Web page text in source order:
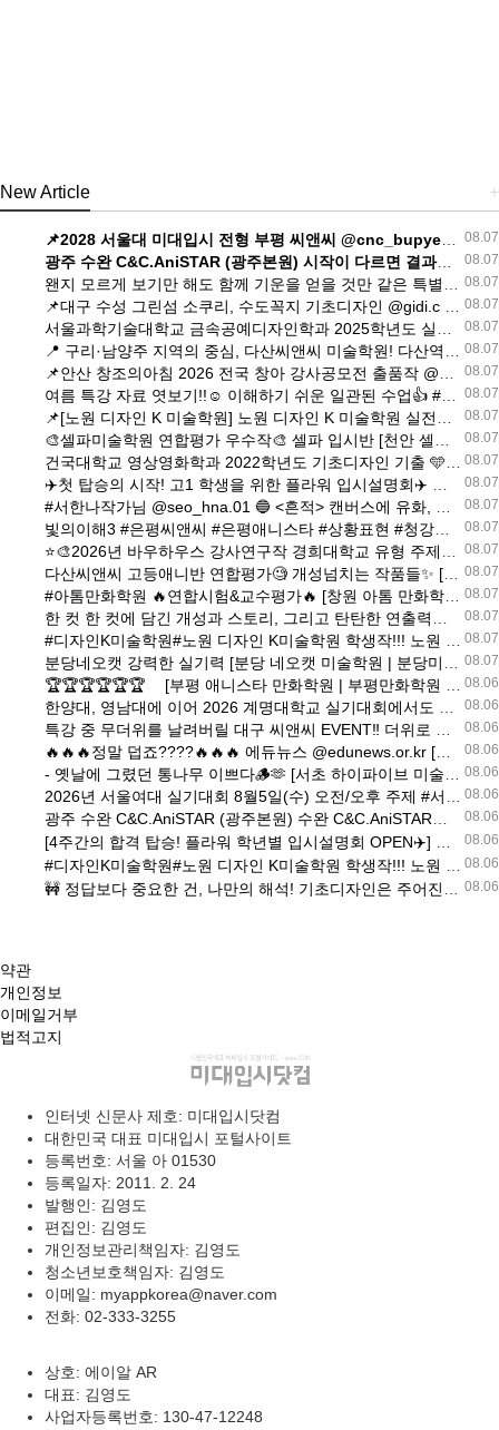
+
New Article
08.07
📌2028 서울대 미대입시 전형 부평 씨앤씨 @cnc_bupyeong_campus ・・・ [부평 씨앤씨입시본원 미술학원 | 부평미술학원 씨앤씨입시본원]
08.07
광주 수완 C&C.AniSTAR (광주본원) 시작이 다르면 결과가 다르다! [광주 수완씨앤씨 미술학원 | 광주미술학원 수완씨앤씨]
08.07
왠지 모르게 보기만 해도 함께 기운을 얻을 것만 같은 특별한 구호⁉️ *1분 이후 부터 구호 준비 👏 영상을 끝까지 시청하셔서, 미대입시 합격을 향한! [홍대 유니온 미술학원 | 홍대미술학원 유니온]
08.07
📌대구 수성 그린섬 소쿠리, 수도꼭지 기초디자인 @gidi.c @ss_greensum ・・・ [대구 수성그린섬 미술학원 | 대구미술학원 수성그린섬]
08.07
서울과학기술대학교 금속공예디자인학과 2025학년도 실기 기출 🩵 주전자와 케이블 타이를 활용해 ’휴대용 물병 용기‘를 디자인하는 문제였습니다. [부산 해운대테드 미술학원 | 부산미술학원 해운대테드]
08.07
📍 구리·남양주 지역의 중심, 다산씨앤씨 미술학원! 다산역 인근이라는 가까운 거리뿐만 아니라 [구리남양주 다산씨앤씨 미술학원 | 구리남양주미술학원 다산씨앤씨]
08.07
📌안산 창조의아침 2026 전국 창아 강사공모전 출품작 @ansan_changa #안산미술학원 #시흥미술학원 #안산입시미술학원 #안산창조의아침 #안신창이 [안산 창조의아침 미술학원 | 안산미술학원 창조의아침]
08.07
여름 특강 자료 엿보기!!☺️ 이해하기 쉬운 일관된 수업👍 #예고입시 #중2 #중3 #중1 #방배동미술학원 [서초 하이파이브 미술학원 | 서초미술학원 하이파이브]
08.07
📌[노원 디자인 K 미술학원] 노원 디자인 K 미술학원 실전대비 시범작!! [노원 디자인K 미술학원 | 노원미술학원 디자인K]
08.07
🎨셀파미술학원 연합평가 우수작🎨 셀파 입시반 [천안 셀파 미술학원 | 천안미술학원 셀파]
08.07
건국대학교 영상영화학과 2022학년도 기초디자인 기출 🩵 제시된 입체도형에 재료와 질감을 입히고, 바위와 잎으로 공간을 연출하는 문제였습니다. [부산 해운대테드 미술학원 | 부산미술학원 해운대테드]
08.07
✈️첫 탑승의 시작! 고1 학생을 위한 플라워 입시설명회✈️ 왜(Why)를 알면, 방법(How)이 보입니다! [울산 플라워 미술학원 | 울산미술학원 플라워]
08.07
#서한나작가님 @seo_hna.01 🔵 <흔적> 캔버스에 유화, 펄 바니쉬, 91x116.8(cm), 2025
08.07
빛의이해3 #은평씨앤씨 #은평애니스타 #상황표현 #청강대 #백석예대 명지대 경기대 [은평 씨앤씨 미술학원 | 은평미술학원 씨앤씨]
08.07
⭐🎨2026년 바우하우스 강사연구작 경희대학교 유형 주제🎨⭐ 📃 문제 : 제시된 소재의 조형적 특성을 활용하여 화면에 구성하고 표현하시오 [분당 바우하우스 미술학원 | 분당미술학원 바우하우스]
08.07
다산씨앤씨 고등애니반 연합평가🧐 개성넘치는 작품들✨️ [구리남양주 다산씨앤씨 미술학원 | 구리남양주미술학원 다산씨앤씨]
08.07
#아톰만화학원 🔥연합시험&교수평가🔥 [창원 아톰 만화학원 | 창원만화학원 아톰]
08.07
한 컷 한 컷에 담긴 개성과 스토리, 그리고 탄탄한 연출력까지! 꾸준한 연습과 피드백으로 실력을 차근차근 쌓아가고 있습니다😊
08.07
#디자인K미술학원#노원 디자인 K미술학원 학생작!!! 노원 디자인K 노원 디자인k미술학원 [노원 디자인K 미술학원 | 노원미술학원 디자인K]
08.07
분당네오캣 강력한 실기력 [분당 네오캣 미술학원 | 분당미술학원 네오캣]
08.06
🏆🏆🏆🏆🏆🏆 ⠀ [부평 애니스타 만화학원 | 부평만화학원 애니스타]
08.06
한양대, 영남대에 이어 2026 계명대학교 실기대회에서도 n수생 없이 [대구 수성그린섬 미술학원 | 대구미술학원 수성그린섬]
08.06
특강 중 무더위를 날려버릴 대구 씨앤씨 EVENT‼️ 더위로 고생하는 친구들을 위해서 대구 씨앤씨에서 [대구 씨앤씨 미술학원 | 대구미술학원 씨앤씨]
08.06
🔥🔥🔥정말 덥죠????🔥🔥🔥 에듀뉴스 @edunews.or.kr [미대입시닷컴 미술학원 | 미대입시닷컴미술학원 미대입시닷컴]
08.06
- 옛날에 그렸던 통나무 이쁘다🪵🫶 [서초 하이파이브 미술학원 | 서초미술학원 하이파이브]
08.06
2026년 서울여대 실기대회 8월5일(수) 오전/오후 주제 #서울여대 #서울여대실기대회 #서울여대실기대회주제 #다산씨앤씨미술학원 #남양주미술학원 [구리남양주 다산씨앤씨 미술학원 | 구리남양주미술학원 다산씨앤씨]
08.06
광주 수완 C&C.AniSTAR (광주본원) 수완 C&C.AniSTAR는 🏆합격🏆에 강하다! [광주 수완씨앤씨 미술학원 | 광주미술학원 수완씨앤씨]
08.06
[4주간의 합격 탑승! 플라워 학년별 입시설명회 OPEN✈️] 입시는 참 가까운 것 같으면서도 멀게 느껴지죠😭 [울산 플라워 미술학원 | 울산미술학원 플라워]
08.06
#디자인K미술학원#노원 디자인 K미술학원 학생작!!! 노원 디자인K 노원 디자인k미술학원 [노원 디자인K 미술학원 | 노원미술학원 디자인K]
08.06
🚧 정답보다 중요한 건, 나만의 해석! 기초디자인은 주어진 개체를 잘 그리는 것에서 끝나지 않습니다. [인천 플라이 미술학원 | 인천미술학원 플라이]
약관
개인정보
이메일거부
법적고지
인터넷 신문사 제호: 미대입시닷컴
대한민국 대표 미대입시 포털사이트
등록번호: 서울 아 01530
등록일자: 2011. 2. 24
발행인: 김영도
편집인: 김영도
개인정보관리책임자: 김영도
청소년보호책임자: 김영도
이메일: myappkorea@naver.com
전화: 02-333-3255
상호: 에이알 AR
대표: 김영도
사업자등록번호: 130-47-12248